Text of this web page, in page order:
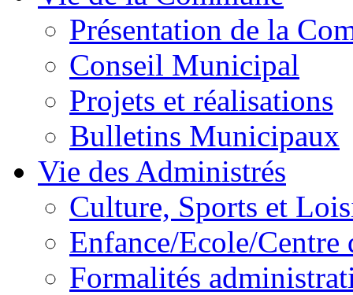
Présentation de la
Conseil Municipal
Projets et réalisations
Bulletins Municipaux
Vie des Administrés
Culture, Sports et
Enfance/Ecole/Centre
Formalités